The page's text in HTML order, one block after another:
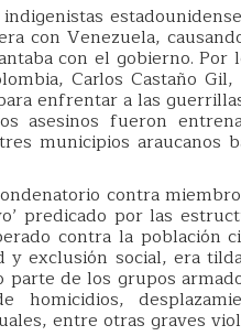
con Venezuela,
con el gobierno.
Carlos Castaño
enfrentar a las
asesinos fueron
municipios araucanos
contra
predicado por las
contra la población
y exclusión social, era
parte de los grupos
homicidios,
entre otras graves